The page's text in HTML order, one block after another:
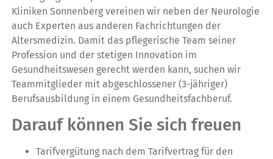
Kliniken Sonnenberg vereinen wir neben der Neurologie
auch Experten aus anderen Fachrichtungen der
Altersmedizin. Damit das pflegerische Team seiner
Profession und der stetigen Innovation im
Gesundheitswesen gerecht werden kann, suchen wir
Teammitglieder mit abgeschlossener (3-jähriger)
Berufsausbildung in einem Gesundheitsfachberuf.
Darauf können Sie sich freuen
Tarifvergütung nach dem Tarifvertrag für den